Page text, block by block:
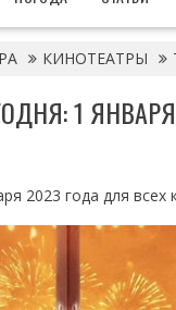
КИНОТЕАТРЫ
1
2023 года для всех